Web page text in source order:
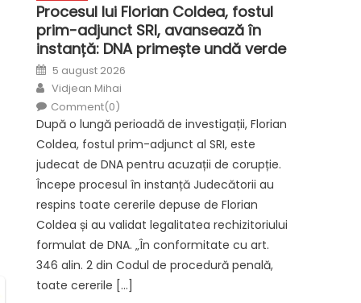
Procesul lui Florian Coldea, fostul
prim-adjunct SRI, avansează în
instanță: DNA primește undă verde
Posted
on
5 august 2026
Author
Vidjean Mihai
Comment(0)
După o lungă perioadă de investigații, Florian
Coldea, fostul prim-adjunct al SRI, este
judecat de DNA pentru acuzații de corupție.
Începe procesul în instanță Judecătorii au
respins toate cererile depuse de Florian
Coldea și au validat legalitatea rechizitoriului
formulat de DNA. „În conformitate cu art.
346 alin. 2 din Codul de procedură penală,
toate cererile […]